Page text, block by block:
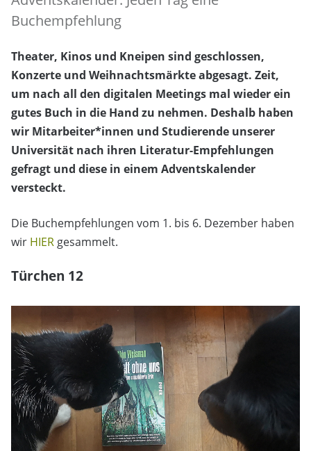
Buchempfehlung
Theater, Kinos und Kneipen sind geschlossen,
Konzerte und Weihnachtsmärkte abgesagt. Zeit,
um nach all den digitalen Meetings mal wieder ein
gutes Buch in die Hand zu nehmen. Deshalb haben
wir Mitarbeiter*innen und Studierende unserer
Universität nach ihren Literatur-Empfehlungen
gefragt und diese in einem Adventskalender
versteckt.
Die Buchempfehlungen vom 1. bis 6. Dezember haben
wir HIER gesammelt.
Türchen 12